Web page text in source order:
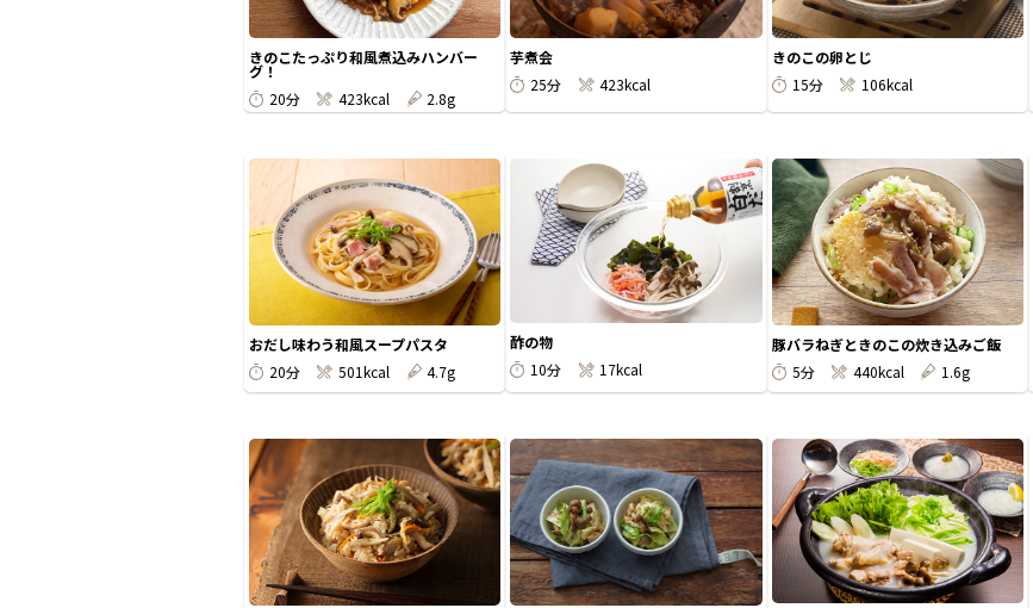
きのこたっぷり和風煮込みハンバー
グ！
20分
423kcal 2.8g
芋煮会
25分
423kcal
きのこの卵とじ
15分
106kcal
おだし味わう和風スープパスタ
20分
501kcal 4.7g
酢の物
10分
17kcal
豚バラねぎときのこの炊き込みご飯
5分
440kcal 1.6g